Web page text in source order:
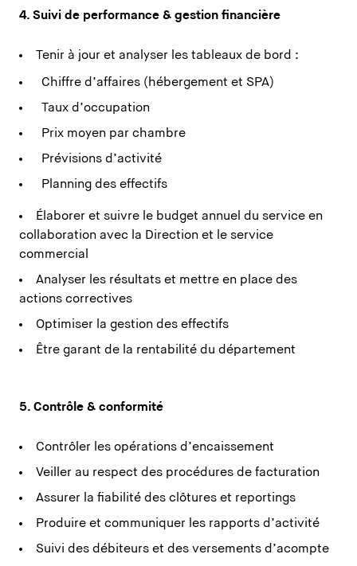
4. Suivi de performance & gestion financière
Tenir à jour et analyser les tableaux de bord :
Chiffre d’affaires (hébergement et SPA)
Taux d’occupation
Prix moyen par chambre
Prévisions d’activité
Planning des effectifs
Élaborer et suivre le budget annuel du service en
collaboration avec la Direction et le service
commercial
Analyser les résultats et mettre en place des
actions correctives
Optimiser la gestion des effectifs
Être garant de la rentabilité du département
5. Contrôle & conformité
Contrôler les opérations d’encaissement
Veiller au respect des procédures de facturation
Assurer la fiabilité des clôtures et reportings
Produire et communiquer les rapports d’activité
Suivi des débiteurs et des versements d’acompte